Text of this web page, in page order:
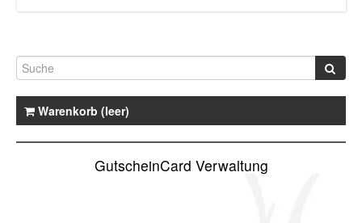
Warenkorb (leer)
GutscheinCard Verwaltung